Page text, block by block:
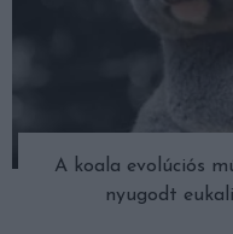
A koala evolúciós
nyugodt